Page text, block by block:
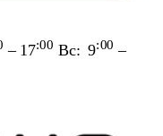
– 17:00 Вс: 9:00 –